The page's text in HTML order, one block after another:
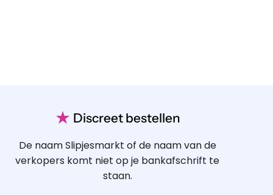
★ Discreet bestellen
De naam Slipjesmarkt of de naam van de
verkopers komt niet op je bankafschrift te
staan.